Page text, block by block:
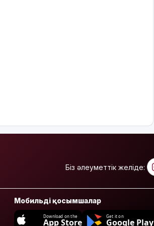
Біз әлеуметтік желіде:
Мобильді қосымшалар
Download on the
App Store
Get it on
Google Play